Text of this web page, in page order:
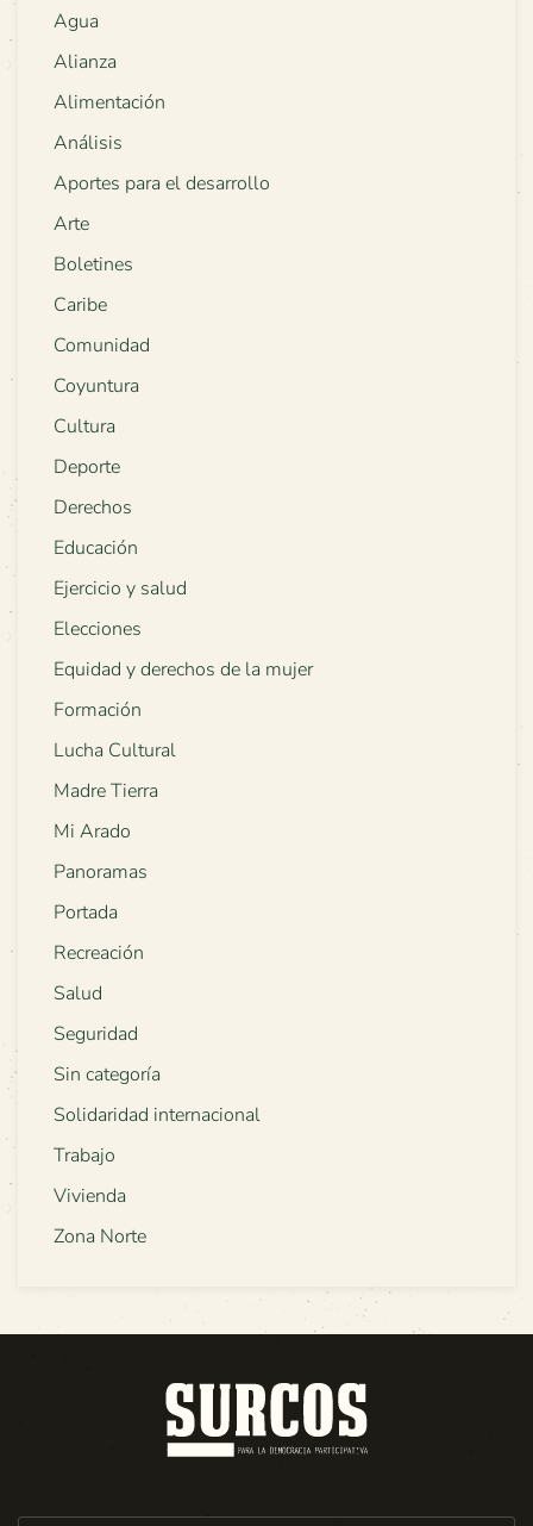
Agua
Alianza
Alimentación
Análisis
Aportes para el desarrollo
Arte
Boletines
Caribe
Comunidad
Coyuntura
Cultura
Deporte
Derechos
Educación
Ejercicio y salud
Elecciones
Equidad y derechos de la mujer
Formación
Lucha Cultural
Madre Tierra
Mi Arado
Panoramas
Portada
Recreación
Salud
Seguridad
Sin categoría
Solidaridad internacional
Trabajo
Vivienda
Zona Norte